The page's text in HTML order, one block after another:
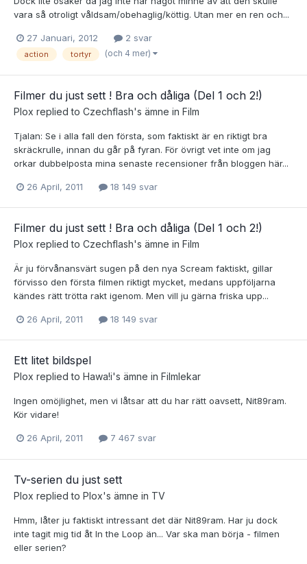
vara så otroligt våldsam/obehaglig/köttig. Utan mer en ren och...
27 Januari, 2012 2 svar
action tortyr (och 4 mer)
Filmer du just sett ! Bra och dåliga (Del 1 och 2!)
Plox replied to Czechflash's ämne in Film
Tjalan: Se i alla fall den första, som faktiskt är en riktigt bra
skräckrulle, innan du går på fyran. För övrigt vet inte om jag
orkar dubbelposta mina senaste recensioner från bloggen här...
26 April, 2011 18 149 svar
Filmer du just sett ! Bra och dåliga (Del 1 och 2!)
Plox replied to Czechflash's ämne in Film
Är ju förvånansvärt sugen på den nya Scream faktiskt, gillar
förvisso den första filmen riktigt mycket, medans uppföljarna
kändes rätt trötta rakt igenom. Men vill ju gärna friska upp...
26 April, 2011 18 149 svar
Ett litet bildspel
Plox replied to Hawa!i's ämne in Filmlekar
Ingen omöjlighet, men vi låtsar att du har rätt oavsett, Nit89ram.
Kör vidare!
26 April, 2011 7 467 svar
Tv-serien du just sett
Plox replied to Plox's ämne in TV
Hmm, låter ju faktiskt intressant det där Nit89ram. Har ju dock
inte tagit mig tid åt In the Loop än... Var ska man börja - filmen
eller serien?